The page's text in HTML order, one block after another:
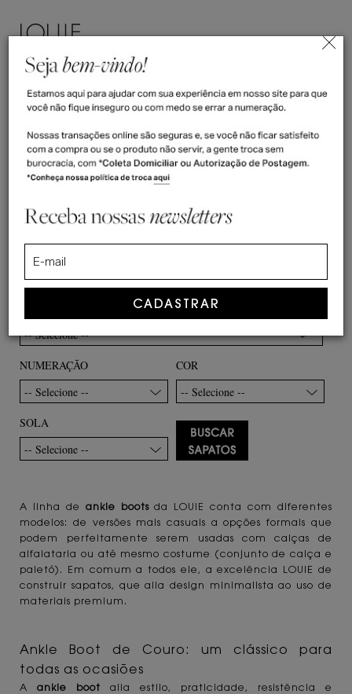
Home >Coleções>
Ankle Boot Masculino
COLEÇÕES /
ANKLE BOOT
MASCULINO
-- Selecione --
NUMERAÇÃO
-- Selecione --
COR
-- Selecione --
SOLA
-- Selecione --
A linha de ankle bootsda LOUIE conta com diferentes
modelos: de versões mais casuais a opções formais que
podem perfeitamente serem usadas com calças de
alfaiataria ou até mesmo costume (conjunto de calça e
paletó). Em comum a todos ele, a excelência LOUIE de
construir sapatos, que alia design minimalista ao uso de
materiais premium.
Ankle Boot de Couro: um clássico para
todas as ocasiões
Aankle boot
alia estilo, praticidade, resistência e